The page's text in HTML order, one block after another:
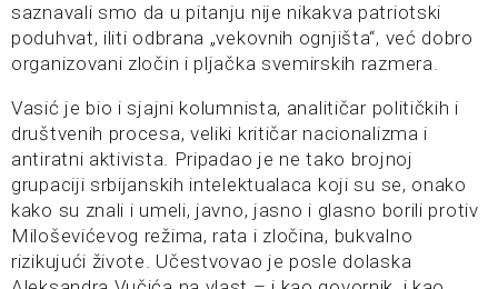
saznavali smo da u pitanju nije nikakva patriotski
poduhvat, iliti odbrana „vekovnih ognjišta“, već dobro
organizovani zločin i pljačka svemirskih razmera.
Vasić je bio i sjajni kolumnista, analitičar političkih i
društvenih procesa, veliki kritičar nacionalizma i
antiratni aktivista. Pripadao je ne tako brojnoj
grupaciji srbijanskih intelektualaca koji su se, onako
kako su znali i umeli, javno, jasno i glasno borili protiv
Miloševićevog režima, rata i zločina, bukvalno
rizikujući živote. Učestvovao je posle dolaska